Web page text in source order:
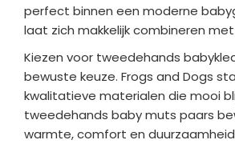
perfect binnen een moderne
laat zich makkelijk combineren
Kiezen voor tweedehands
bewuste keuze. Frogs and Dogs
kwalitatieve materialen die mooi
tweedehands baby muts paars
warmte, comfort en